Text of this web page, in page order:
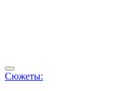
Сюжеты: